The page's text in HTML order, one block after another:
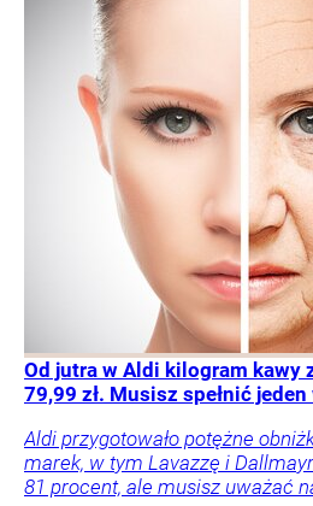
Od jutra w Aldi kilogram kawy
79,99 zł. Musisz spełnić
Aldi przygotowało potężne
marek, w tym Lavazzę i
81 procent, ale musisz uważać